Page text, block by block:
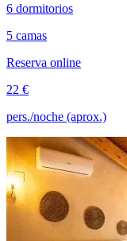
6 dormitorios
5 camas
Reserva online
22 €
pers./noche (aprox.)